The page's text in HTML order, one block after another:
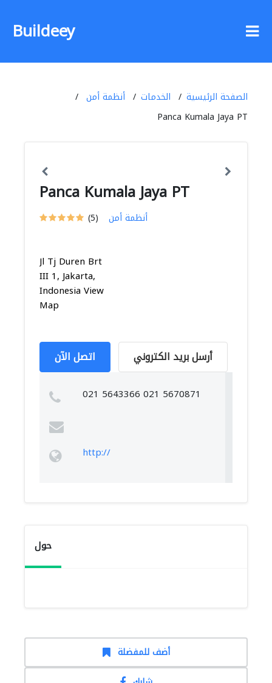
Buildeey
الصفحة الرئيسية الخدمات
أنظمة أمن
Panca Kumala Jaya PT
Panca Kumala Jaya PT
(5) أنظمة أمن
Jl Tj Duren Brt
III 1, Jakarta,
Indonesia View
Map
اتصل الآن أرسل بريد الكتروني
021 5643366 021 5670871
http://
حول
أضف للمفضلة